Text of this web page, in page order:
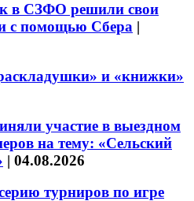
в СЗФО решили свои
с помощью Сбера |
и «книжки»
участие в выездном
на тему: «Сельский
| 04.08.2026
турниров по игре